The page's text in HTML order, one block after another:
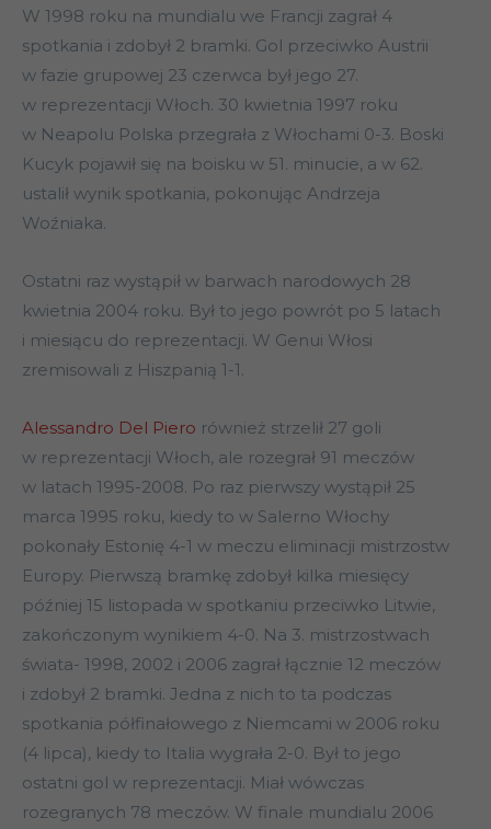
W 1998 roku na mundialu we Francji zagrał 4
spotkania i zdobył 2 bramki. Gol przeciwko Austrii
w fazie grupowej 23 czerwca był jego 27.
w reprezentacji Włoch. 30 kwietnia 1997 roku
w Neapolu Polska przegrała z Włochami 0-3. Boski
Kucyk pojawił się na boisku w 51. minucie, a w 62.
ustalił wynik spotkania, pokonując Andrzeja
Woźniaka.
Ostatni raz wystąpił w barwach narodowych 28
kwietnia 2004 roku. Był to jego powrót po 5 latach
i miesiącu do reprezentacji. W Genui Włosi
zremisowali z Hiszpanią 1-1.
Alessandro Del Piero również strzelił 27 goli
w reprezentacji Włoch, ale rozegrał 91 meczów
w latach 1995-2008. Po raz pierwszy wystąpił 25
marca 1995 roku, kiedy to w Salerno Włochy
pokonały Estonię 4-1 w meczu eliminacji mistrzostw
Europy. Pierwszą bramkę zdobył kilka miesięcy
później 15 listopada w spotkaniu przeciwko Litwie,
zakończonym wynikiem 4-0. Na 3. mistrzostwach
świata- 1998, 2002 i 2006 zagrał łącznie 12 meczów
i zdobył 2 bramki. Jedna z nich to ta podczas
spotkania półfinałowego z Niemcami w 2006 roku
(4 lipca), kiedy to Italia wygrała 2-0. Był to jego
ostatni gol w reprezentacji. Miał wówczas
rozegranych 78 meczów. W finale mundialu 2006